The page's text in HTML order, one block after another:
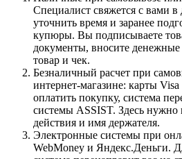
Специалист свяжется с вами в
уточнить время и заранее
купюры. Вы подписываете
документы, вносите денежные
товар и чек.
Безналичный расчет при
интернет-магазине: карты
оплатить покупку, система
системы ASSIST. Здесь нужно
действия и имя держателя.
Электронные системы при
WebMoney и Яндекс.Деньги.